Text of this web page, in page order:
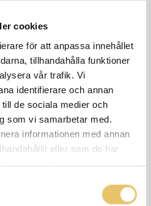
cookies
för att anpassa innehållet
tillhandahålla funktioner
vår trafik. Vi
identifierare och annan
de sociala medier och
som vi samarbetar med.
informationen med annan
eller som de har
deras tjänster.
och svar
kurser?
har ni på